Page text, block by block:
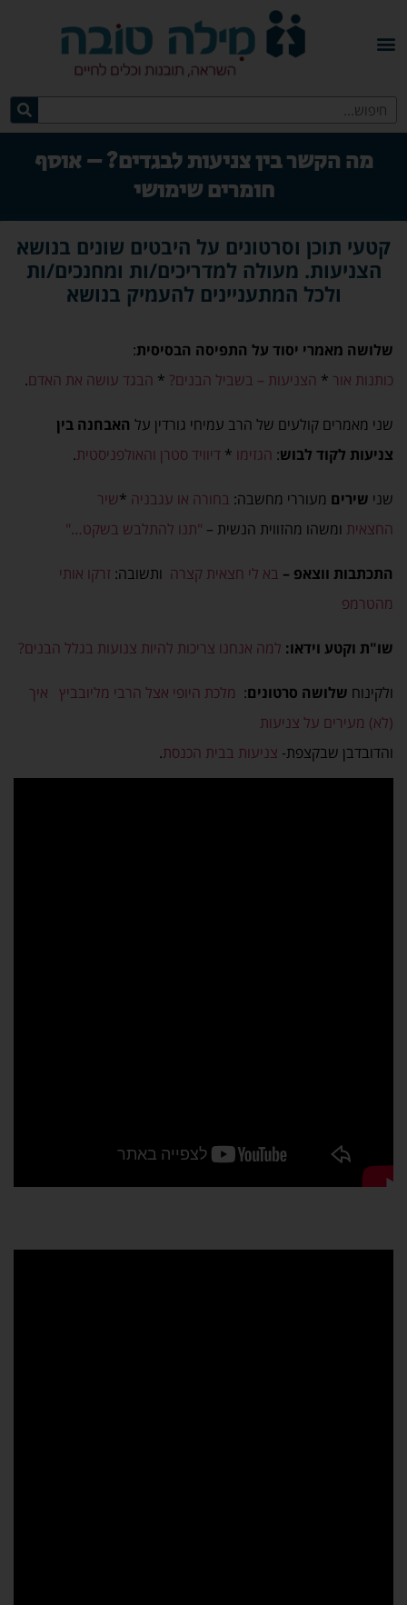
מה הקשר בין צניעות לבגדים? – אוסף
חומרים שימושי
קטעי תוכן וסרטונים על היבטים שונים בנושא
הצניעות. מעולה למדריכים/ות ומחנכים/ות
ולכל המתעניינים להעמיק בנושא
שלושה מאמרי יסוד על התפיסה הבסיסית:
כותנות אור * הצניעות – בשביל הבנים? * הבגד עושה את האדם.
שני מאמרים קולעים של הרב עמיחי גורדין על האבחנה בין
צניעות לקוד לבוש: הגזימו * דיוויד סטרן והאולפניסטית.
שני שירים מעוררי מחשבה: בחורה או עגבניה *שיר
החצאית ומשהו מהזווית הנשית – "תנו להתלבש בשקט…"
התכתבות ווצאפ – בא לי חצאית קצרה ותשובה: זרקו אותי
מהטרמפ
שו"ת וקטע וידאו: למה אנחנו צריכות להיות צנועות בגלל הבנים?
ולקינוח שלושה סרטונים: מלכת היופי אצל הרבי מליובביץ איך
(לא) מעירים על צניעות
והדובדבן שבקצפת- צניעות בבית הכנסת.